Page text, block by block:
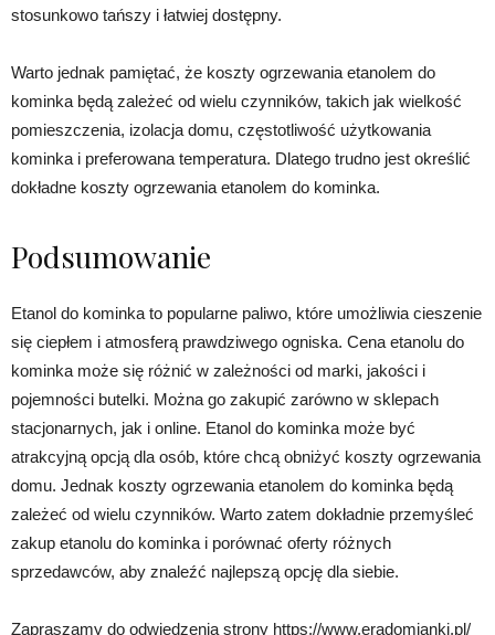
stosunkowo tańszy i łatwiej dostępny.
Warto jednak pamiętać, że koszty ogrzewania etanolem do
kominka będą zależeć od wielu czynników, takich jak wielkość
pomieszczenia, izolacja domu, częstotliwość użytkowania
kominka i preferowana temperatura. Dlatego trudno jest określić
dokładne koszty ogrzewania etanolem do kominka.
Podsumowanie
Etanol do kominka to popularne paliwo, które umożliwia cieszenie
się ciepłem i atmosferą prawdziwego ogniska. Cena etanolu do
kominka może się różnić w zależności od marki, jakości i
pojemności butelki. Można go zakupić zarówno w sklepach
stacjonarnych, jak i online. Etanol do kominka może być
atrakcyjną opcją dla osób, które chcą obniżyć koszty ogrzewania
domu. Jednak koszty ogrzewania etanolem do kominka będą
zależeć od wielu czynników. Warto zatem dokładnie przemyśleć
zakup etanolu do kominka i porównać oferty różnych
sprzedawców, aby znaleźć najlepszą opcję dla siebie.
Zapraszamy do odwiedzenia strony https://www.eradomianki.pl/